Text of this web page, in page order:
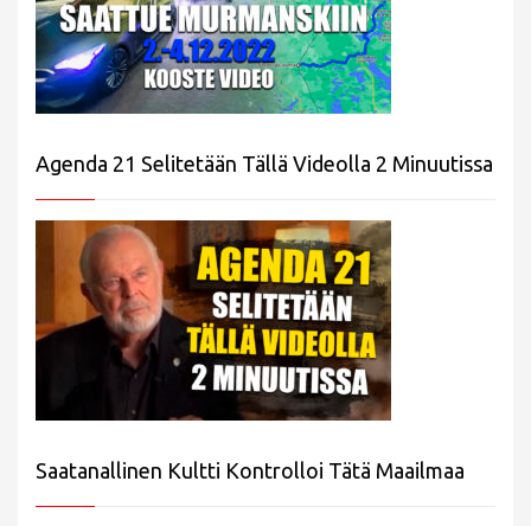
Agenda 21 Selitetään Tällä Videolla 2 Minuutissa
Saatanallinen Kultti Kontrolloi Tätä Maailmaa